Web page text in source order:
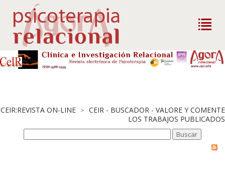
CEIR:REVISTA ON-LINE > CEIR - BUSCADOR - VALORE Y COMENTE
LOS TRABAJOS PUBLICADOS